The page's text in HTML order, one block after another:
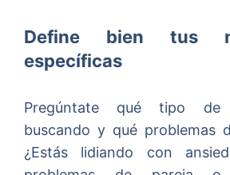
Define bien tus
específicas
Pregúntate qué tipo de
buscando y qué problemas
¿Estás lidiando con